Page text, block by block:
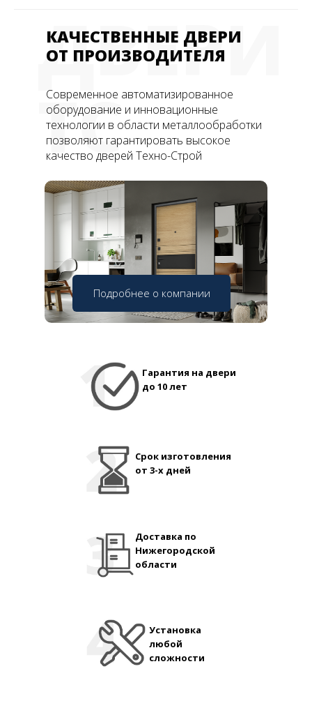
ДВЕРИ
ТС
КАЧЕСТВЕННЫЕ ДВЕРИ
ОТ ПРОИЗВОДИТЕЛЯ
Подробнее о компании
Современное автоматизированное
оборудование и инновационные
технологии в области металлообработки
позволяют гарантировать высокое
качество дверей Техно-Строй
Гарантия на двери
до 10 лет
Срок изготовления
от 3-х дней
Доставка по
Нижегородской
области
Установка
любой
сложности